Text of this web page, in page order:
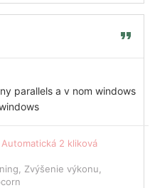
parallels a v nom windows
2 kliková
Zvýšenie výkonu,